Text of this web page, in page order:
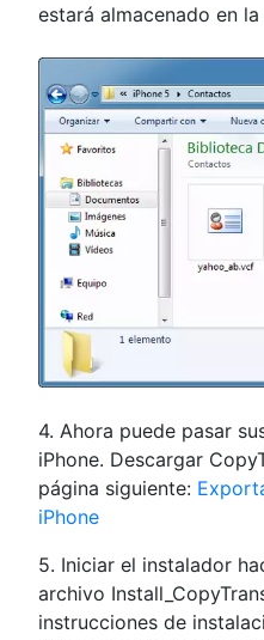
estará almacenado en
4. Ahora puede pasar
iPhone. Descargar
página siguiente:
iPhone
5. Iniciar el instalador
archivo
instrucciones de